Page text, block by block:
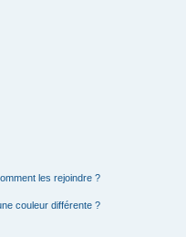
les rejoindre ?
couleur différente ?